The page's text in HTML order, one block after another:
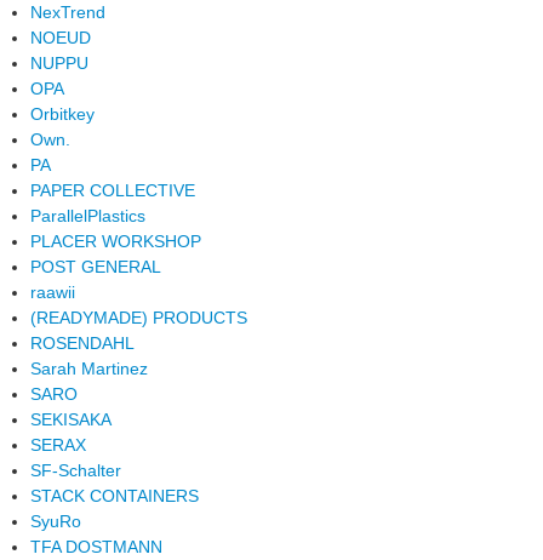
NexTrend
NOEUD
NUPPU
OPA
Orbitkey
Own.
PA
PAPER COLLECTIVE
ParallelPlastics
PLACER WORKSHOP
POST GENERAL
raawii
(READYMADE) PRODUCTS
ROSENDAHL
Sarah Martinez
SARO
SEKISAKA
SERAX
SF-Schalter
STACK CONTAINERS
SyuRo
TFA DOSTMANN